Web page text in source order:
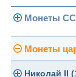
Монеты
Памятные
Монеты
Погодовка
Монеты
Монеты
Николай II